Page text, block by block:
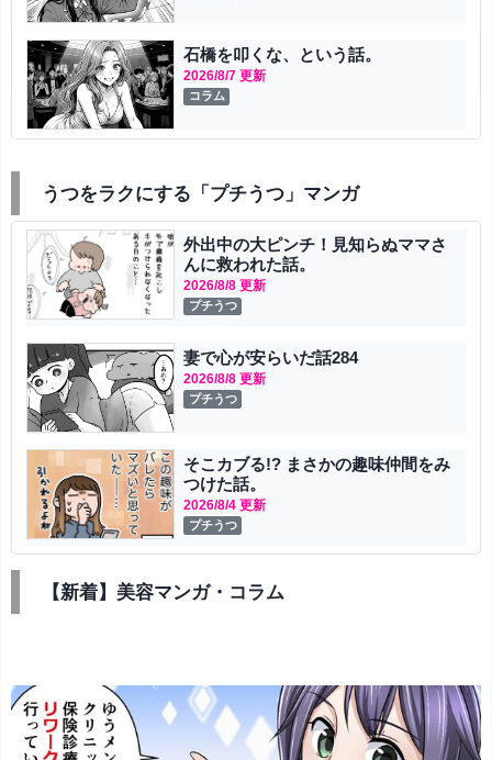
石橋を叩くな、という話。
2026/8/7 更新
コラム
うつをラクにする「プチうつ」マンガ
外出中の大ピンチ！見知らぬママさ
んに救われた話。
2026/8/8 更新
プチうつ
妻で心が安らいだ話284
2026/8/8 更新
プチうつ
そこカブる!? まさかの趣味仲間をみ
つけた話。
2026/8/4 更新
プチうつ
【新着】美容マンガ・コラム